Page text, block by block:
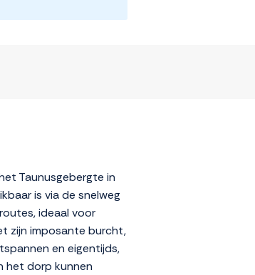
Taunusgebergte in
is via de snelweg
ideaal voor
zijn imposante burcht,
en eigentijds,
het dorp kunnen